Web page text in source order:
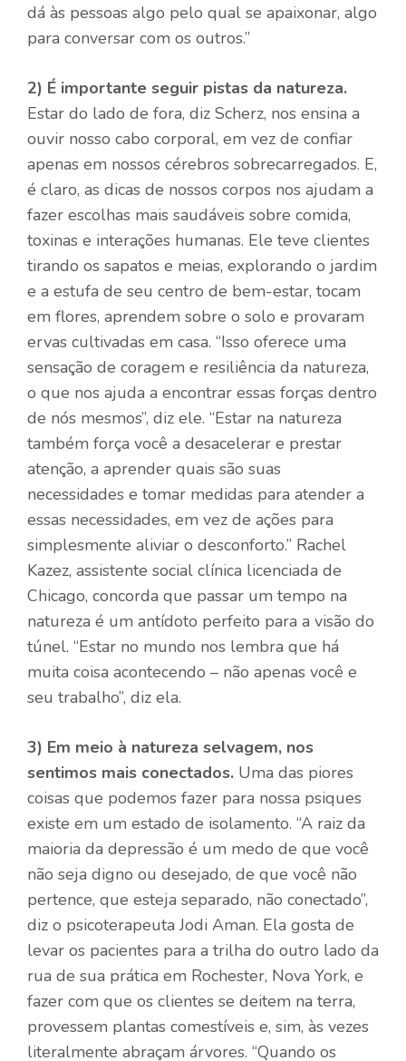
dá às pessoas algo pelo qual se apaixonar, algo
para conversar com os outros.”
2) É importante seguir pistas da natureza.
Estar do lado de fora, diz Scherz, nos ensina a
ouvir nosso cabo corporal, em vez de confiar
apenas em nossos cérebros sobrecarregados. E,
é claro, as dicas de nossos corpos nos ajudam a
fazer escolhas mais saudáveis ​​sobre comida,
toxinas e interações humanas. Ele teve clientes
tirando os sapatos e meias, explorando o jardim
e a estufa de seu centro de bem-estar, tocam
em flores, aprendem sobre o solo e provaram
ervas cultivadas em casa. “Isso oferece uma
sensação de coragem e resiliência da natureza,
o que nos ajuda a encontrar essas forças dentro
de nós mesmos”, diz ele. “Estar na natureza
também força você a desacelerar e prestar
atenção, a aprender quais são suas
necessidades e tomar medidas para atender a
essas necessidades, em vez de ações para
simplesmente aliviar o desconforto.” Rachel
Kazez, assistente social clínica licenciada de
Chicago, concorda que passar um tempo na
natureza é um antídoto perfeito para a visão do
túnel. “Estar no mundo nos lembra que há
muita coisa acontecendo – não apenas você e
seu trabalho”, diz ela.
3) Em meio à natureza selvagem, nos
sentimos mais conectados. Uma das piores
coisas que podemos fazer para nossa psiques
existe em um estado de isolamento. “A raiz da
maioria da depressão é um medo de que você
não seja digno ou desejado, de que você não
pertence, que esteja separado, não conectado”,
diz o psicoterapeuta Jodi Aman. Ela gosta de
levar os pacientes para a trilha do outro lado da
rua de sua prática em Rochester, Nova York, e
fazer com que os clientes se deitem na terra,
provessem plantas comestíveis e, sim, às vezes
literalmente abraçam árvores. “Quando os